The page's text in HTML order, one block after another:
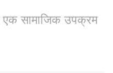
एक सामाजिक उपक्रम